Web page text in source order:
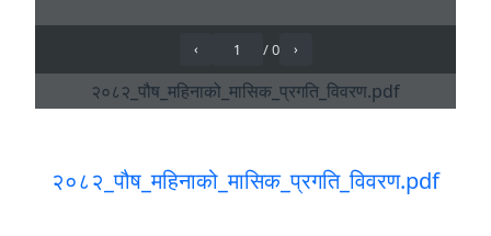
२०८२_पौष_महिनाको_मासिक_प्रगति_विवरण.pdf